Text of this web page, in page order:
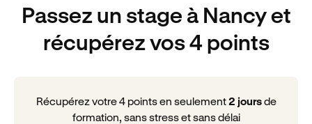
Passez un stage à Nancy et
récupérez vos 4 points
Récupérez votre 4 points en seulement2 joursde
formation, sans stress et sans délai